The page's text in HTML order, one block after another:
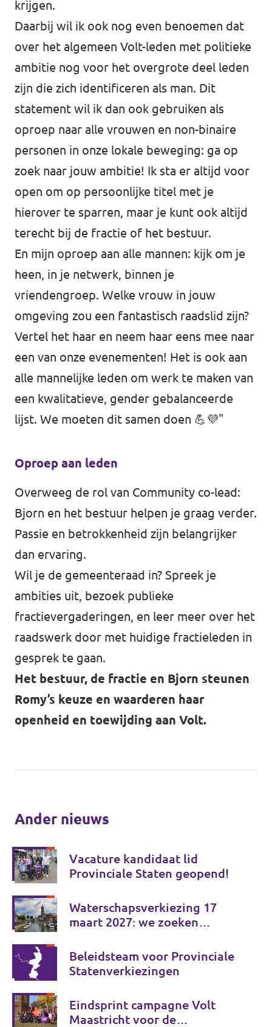
krijgen.
Daarbij wil ik ook nog even benoemen dat
over het algemeen Volt-leden met politieke
ambitie nog voor het overgrote deel leden
zijn die zich identificeren als man. Dit
statement wil ik dan ook gebruiken als
oproep naar alle vrouwen en non-binaire
personen in onze lokale beweging: ga op
zoek naar jouw ambitie! Ik sta er altijd voor
open om op persoonlijke titel met je
hierover te sparren, maar je kunt ook altijd
terecht bij de fractie of het bestuur.
En mijn oproep aan alle mannen: kijk om je
heen, in je netwerk, binnen je
vriendengroep. Welke vrouw in jouw
omgeving zou een fantastisch raadslid zijn?
Vertel het haar en neem haar eens mee naar
een van onze evenementen! Het is ook aan
alle mannelijke leden om werk te maken van
een kwalitatieve, gender gebalanceerde
lijst. We moeten dit samen doen 💪💜"
Oproep aan leden
Overweeg de rol van Community co-lead:
Bjorn en het bestuur helpen je graag verder.
Passie en betrokkenheid zijn belangrijker
dan ervaring.
Wil je de gemeenteraad in? Spreek je
ambities uit, bezoek publieke
fractievergaderingen, en leer meer over het
raadswerk door met huidige fractieleden in
gesprek te gaan.
Het bestuur, de fractie en Bjorn steunen
Romy’s keuze en waarderen haar
openheid en toewijding aan Volt.
Ander nieuws
Vacature kandidaat lid
Provinciale Staten geopend!
Waterschapsverkiezing 17
maart 2027: we zoeken
Beleidsteam voor Provinciale
Statenverkiezingen
Eindsprint campagne Volt
Maastricht voor de